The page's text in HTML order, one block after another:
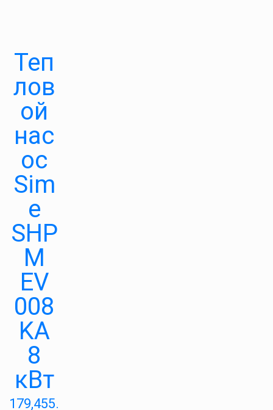
Теп
лов
ой
нас
ос
Sim
e
SHP
M
EV
008
KA
8
кВт
179,455.